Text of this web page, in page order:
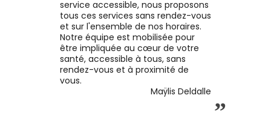
service accessible, nous proposons
tous ces services sans rendez-vous
et sur l'ensemble de nos horaires.
Notre équipe est mobilisée pour
être impliquée au cœur de votre
santé, accessible à tous, sans
rendez-vous et à proximité de
vous.
Maÿlis Deldalle
”